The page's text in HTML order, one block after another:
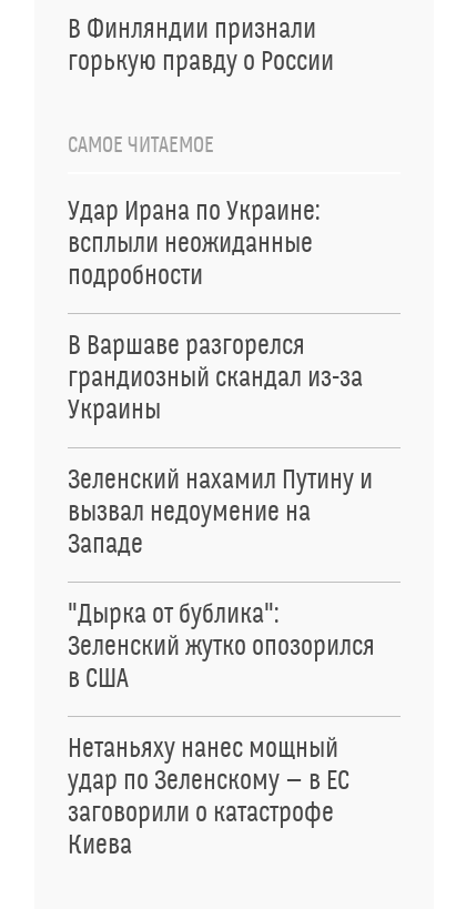
В Финляндии признали
горькую правду о России
САМОЕ ЧИТАЕМОЕ
Удар Ирана по Украине:
всплыли неожиданные
подробности
В Варшаве разгорелся
грандиозный скандал из-за
Украины
Зеленский нахамил Путину и
вызвал недоумение на
Западе
"Дырка от бублика":
Зеленский жутко опозорился
в США
Нетаньяху нанес мощный
удар по Зеленскому — в ЕС
заговорили о катастрофе
Киева